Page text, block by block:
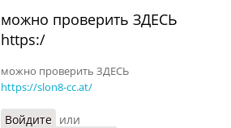
можно проверить ЗДЕСЬ
https:/
можно проверить ЗДЕСЬ
https://slon8-cc.at/
Войдите или